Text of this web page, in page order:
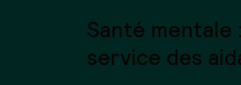
Santé mentale
service des